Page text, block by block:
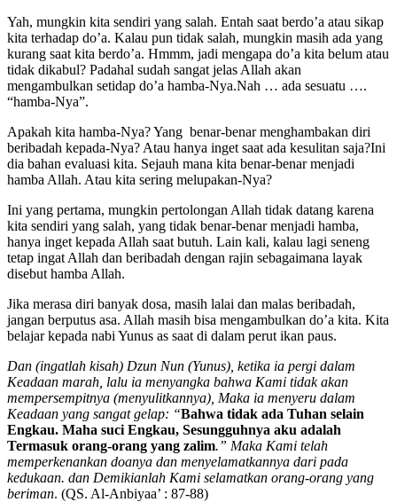
Yah, mungkin kita sendiri yang salah. Entah saat berdo’a atau sikap
kita terhadap do’a. Kalau pun tidak salah, mungkin masih ada yang
kurang saat kita berdo’a. Hmmm, jadi mengapa do’a kita belum atau
tidak dikabul? Padahal sudah sangat jelas Allah akan
mengambulkan setidap do’a hamba-Nya.Nah … ada sesuatu ….
“hamba-Nya”.
Apakah kita hamba-Nya? Yang benar-benar menghambakan diri
beribadah kepada-Nya? Atau hanya inget saat ada kesulitan saja?Ini
dia bahan evaluasi kita. Sejauh mana kita benar-benar menjadi
hamba Allah. Atau kita sering melupakan-Nya?
Ini yang pertama, mungkin pertolongan Allah tidak datang karena
kita sendiri yang salah, yang tidak benar-benar menjadi hamba,
hanya inget kepada Allah saat butuh. Lain kali, kalau lagi seneng
tetap ingat Allah dan beribadah dengan rajin sebagaimana layak
disebut hamba Allah.
Jika merasa diri banyak dosa, masih lalai dan malas beribadah,
jangan berputus asa. Allah masih bisa mengambulkan do’a kita. Kita
belajar kepada nabi Yunus as saat di dalam perut ikan paus.
Dan (ingatlah kisah) Dzun Nun (Yunus), ketika ia pergi dalam
Keadaan marah, lalu ia menyangka bahwa Kami tidak akan
mempersempitnya (menyulitkannya), Maka ia menyeru dalam
Keadaan yang sangat gelap: “Bahwa tidak ada Tuhan selain
Engkau. Maha suci Engkau, Sesungguhnya aku adalah
Termasuk orang-orang yang zalim.” Maka Kami telah
memperkenankan doanya dan menyelamatkannya dari pada
kedukaan. dan Demikianlah Kami selamatkan orang-orang yang
beriman. (QS. Al-Anbiyaa’ : 87-88)